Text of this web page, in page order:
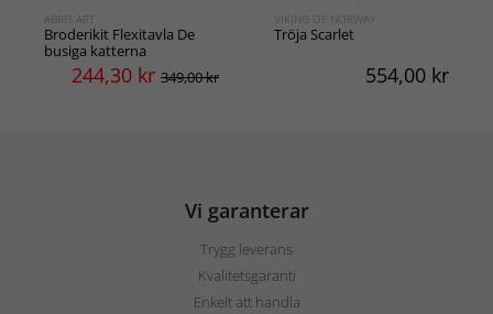
ABRIS ART
Broderikit Flexitavla De
busiga katterna
244,30 kr 349,00 kr
VIKING OF NORWAY
Tröja Scarlet
554,00 kr
Vi garanterar
Trygg leverans
Kvalitetsgaranti
Enkelt att handla